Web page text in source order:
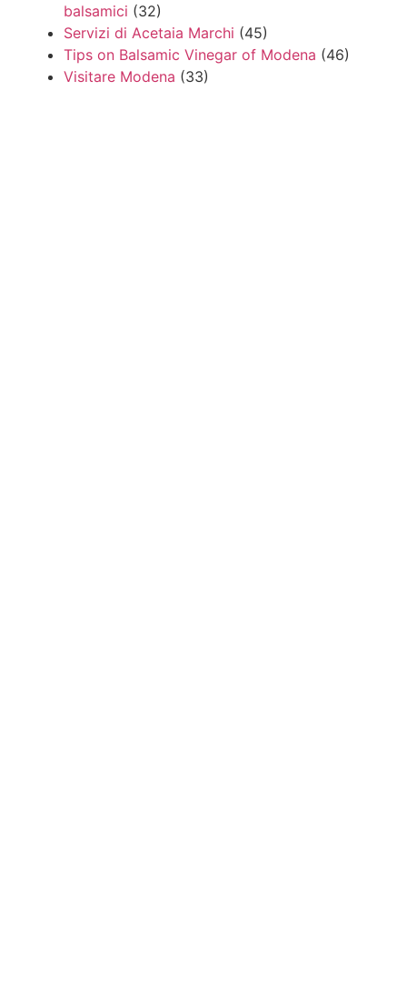
balsamici (32)
Servizi di Acetaia Marchi (45)
Tips on Balsamic Vinegar of Modena (46)
Visitare Modena (33)